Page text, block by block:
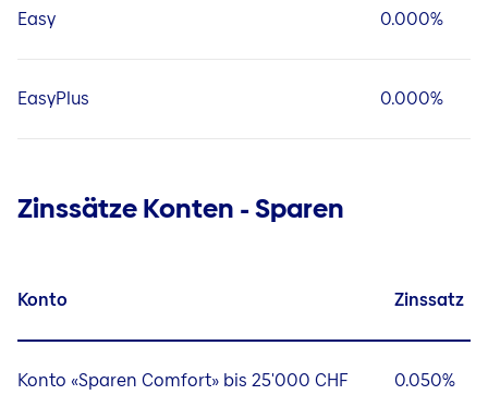
Easy 0.000%
EasyPlus 0.000%
Zinssätze Konten - Sparen
Konto Zinssatz
Konto «Sparen Comfort» bis 25'000 CHF 0.050%